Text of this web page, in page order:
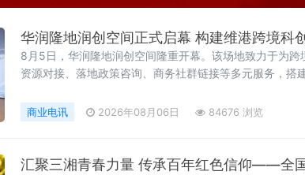
华润隆地润创空间正式启幕 构建维港跨境科
8月5日，华润隆地润创空间隆重开幕。该场地致力于为
资源对接、落地政策咨询、商务社群链接等多元服务，搭
商业电讯 2026年08月06日 84676 浏览
汇聚三湘青春力量 传承百年红色信仰——全